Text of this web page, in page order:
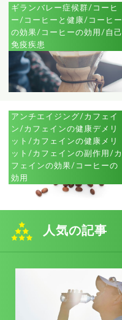
ギランバレー症候群/コーヒ
ー/コーヒーと健康/コーヒー
の効果/コーヒーの効用/自己
免疫疾患
アンチエイジング/カフェイ
ン/カフェインの健康デメリ
ット/カフェインの健康メリ
ット/カフェインの副作用/カ
フェインの効果/コーヒーの
効用
人気の記事